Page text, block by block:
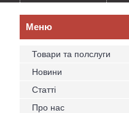
Товари та полслуги
Новини
Статті
Про нас